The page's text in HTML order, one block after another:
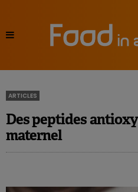
ARTICLES
Des peptides
maternel